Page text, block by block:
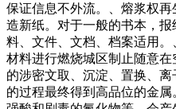
保证信息不外流。、熔浆权
造新纸。对于一般的书本，
料、文件、文档、档案适用
材料进行燃烧城区制止随意
的涉密文取、沉淀、置换、
的过程最终得到高品位的金